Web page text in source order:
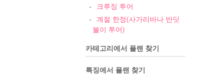
크루징 투어
계절 한정(사가리바나 반딧
불이 투어)
카테고리에서 플랜 찾기
특징에서 플랜 찾기